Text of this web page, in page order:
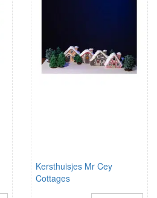
Kersthuisjes Mr Cey
Cottages